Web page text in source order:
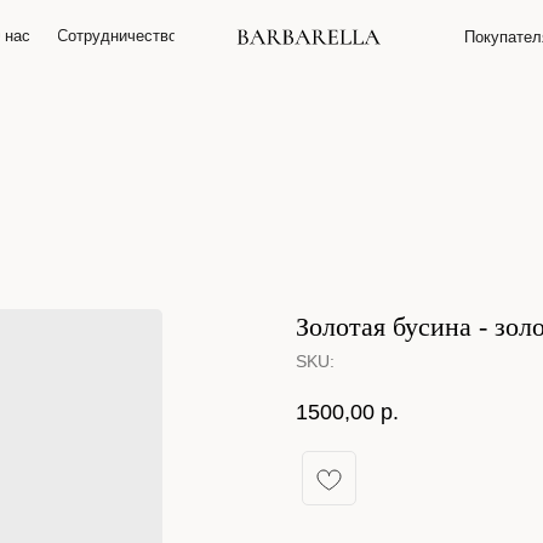
Сотрудничество
Сотрудничество
нас
Золотая бусина -
SKU:
1500,00 р.